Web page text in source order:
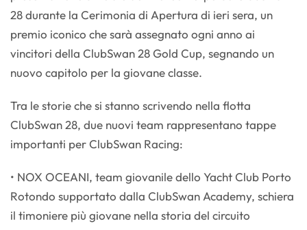
28 durante la Cerimonia di Apertura di ieri sera, un
premio iconico che sarà assegnato ogni anno ai
vincitori della ClubSwan 28 Gold Cup, segnando un
nuovo capitolo per la giovane classe.
Tra le storie che si stanno scrivendo nella flotta
ClubSwan 28, due nuovi team rappresentano tappe
importanti per ClubSwan Racing:
• NOX OCEANI, team giovanile dello Yacht Club Porto
Rotondo supportato dalla ClubSwan Academy, schiera
il timoniere più giovane nella storia del circuito